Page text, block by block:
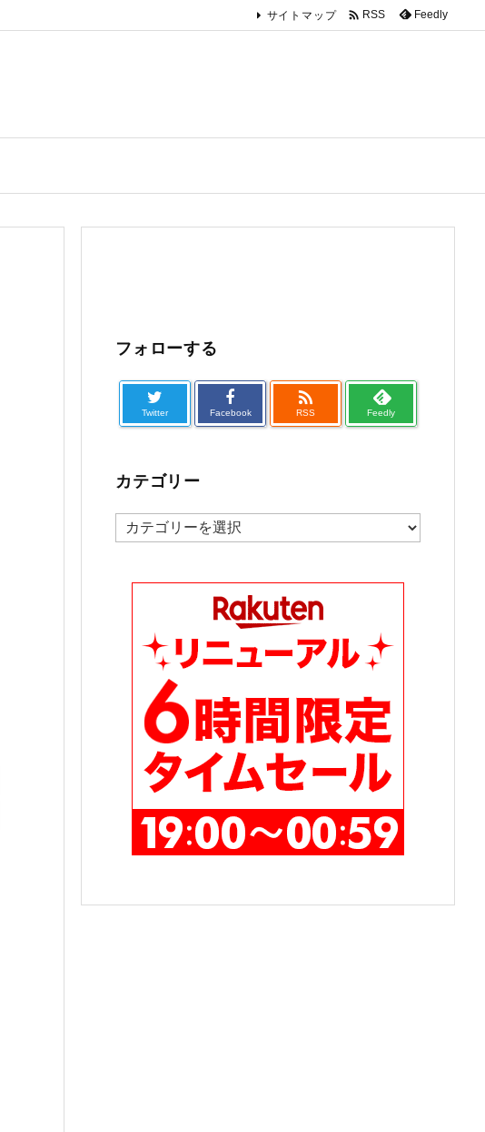
サイトマップ  RSS Feedly
フォローする
Twitter Facebook

RSS Feedly
カテゴリー
カ